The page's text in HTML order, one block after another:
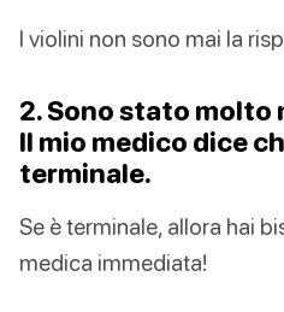
I violini non sono mai la
2. Sono stato molto
Il mio medico dice
terminale.
Se è terminale, allora hai
medica immediata!